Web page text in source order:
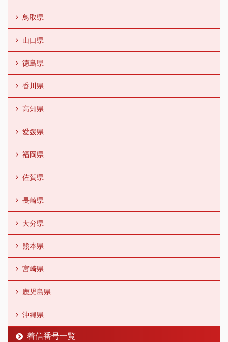
鳥取県
山口県
徳島県
香川県
高知県
愛媛県
福岡県
佐賀県
長崎県
大分県
熊本県
宮崎県
鹿児島県
沖縄県
着信番号一覧